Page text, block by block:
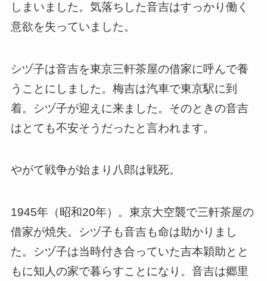
しまいました。気落ちした音吉はすっかり働く
意欲を失っていました。
シヅ子は音吉を東京三軒茶屋の借家に呼んで養
うことにしました。梅吉は汽車で東京駅に到
着。シヅ子が迎えに来ました。そのときの音吉
はとても不安そうだったと言われます。
やがて戦争が始まり八郎は戦死。
1945年（昭和20年）。東京大空襲で三軒茶屋の
借家が焼失。シヅ子も音吉も命は助かりまし
た。シヅ子は当時付き合っていた吉本穎助とと
もに知人の家で暮らすことになり。音吉は郷里